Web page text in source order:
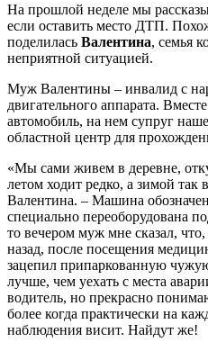
На прошлой неделе мы
если оставить место ДТП.
поделилась Валентина, семья
неприятной ситуацией.
Муж Валентины – инвалид с
двигательного аппарата.
автомобиль, на нем супруг
областной центр для
«Мы сами живем в деревне,
летом ходит редко, а зимой
Валентина. – Машина
специально переоборудована
то вечером муж мне сказал,
назад, после посещения
зацепил припаркованную
лучше, чем уехать с места
водитель, но прекрасно
более когда практически на
наблюдения висит. Найдут же!